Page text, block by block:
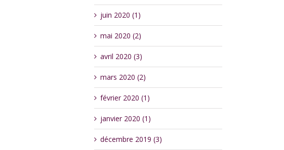
juin 2020 (1)
mai 2020 (2)
avril 2020 (3)
mars 2020 (2)
février 2020 (1)
janvier 2020 (1)
décembre 2019 (3)